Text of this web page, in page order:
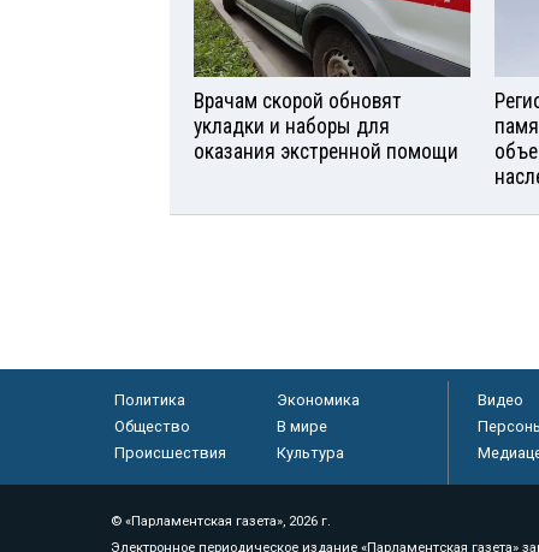
Врачам скорой обновят
укладки и наборы для
оказания экстренной помощи
Политика
Экономика
Общество
В мире
Происшествия
Культура
Видео
© «Парламентская газета», 2026 г.
Электронное периодическое издание «Парламентская газета»